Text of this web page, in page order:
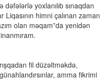
yoxlanılıb sınaqdan
himni çalınan zaman
olan məqam”da yenidən
fil düzəltməkdə,
amma fikrimi